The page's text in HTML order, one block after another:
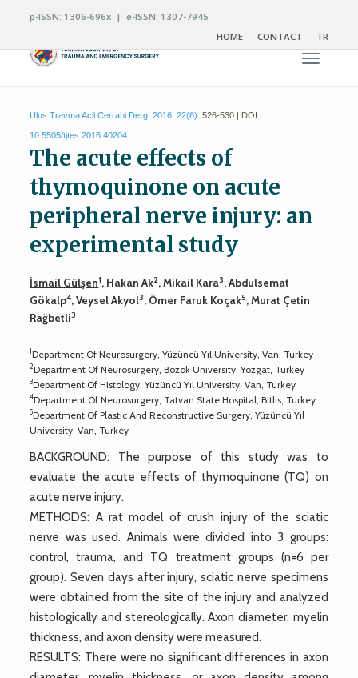
p-ISSN: 1306-696x | e-ISSN: 1307-7945
HOME
CONTACT TR
Toggle
Ulus Travma Acil Cerrahi Derg. 2016; 22(6): 526-530 | DOI:
10.5505/tjtes.2016.40204
The acute effects of
thymoquinone on acute
peripheral nerve injury: an
experimental study
İsmail Gülşen1, Hakan Ak2, Mikail Kara3, Abdulsemat
Gökalp4, Veysel Akyol3, Ömer Faruk Koçak5, Murat Çetin
Rağbetli3
1Department Of Neurosurgery, Yüzüncü Yıl University, Van, Turkey
2Department Of Neurosurgery, Bozok University, Yozgat, Turkey
3Department Of Histology, Yüzüncü Yıl University, Van, Turkey
4Department Of Neurosurgery, Tatvan State Hospital, Bitlis, Turkey
5Department Of Plastic And Reconstructive Surgery, Yüzüncü Yıl
University, Van, Turkey
BACKGROUND: The purpose of this study was to
evaluate the acute effects of thymoquinone (TQ) on
acute nerve injury.
METHODS: A rat model of crush injury of the sciatic
nerve was used. Animals were divided into 3 groups:
control, trauma, and TQ treatment groups (n=6 per
group). Seven days after injury, sciatic nerve specimens
were obtained from the site of the injury and analyzed
histologically and stereologically. Axon diameter, myelin
thickness, and axon density were measured.
RESULTS: There were no significant differences in axon